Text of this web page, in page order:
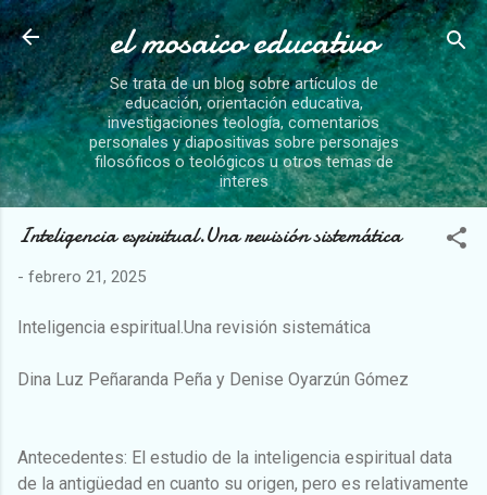
Ir al contenido principal
el mosaico educativo
Se trata de un blog sobre artículos de
educación, orientación educativa,
investigaciones teología, comentarios
personales y diapositivas sobre personajes
filosóficos o teológicos u otros temas de
interes
Inteligencia espiritual.Una revisión sistemática
- febrero 21, 2025
Inteligencia espiritual.Una revisión sistemática
Dina Luz Peñaranda Peña y Denise Oyarzún Gómez
Antecedentes: El estudio de la inteligencia espiritual data
de la antigüedad en cuanto su origen, pero es relativamente